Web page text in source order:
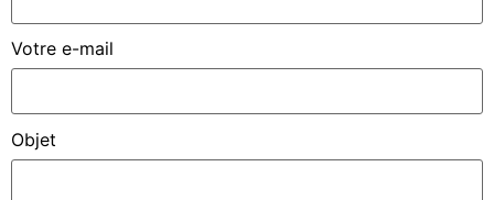
Votre e-mail
Objet